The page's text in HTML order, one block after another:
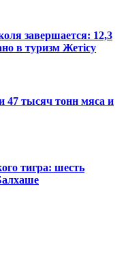
завершается: 12,3
в туризм Жетісу
47 тысяч тонн мяса и
тигра: шесть